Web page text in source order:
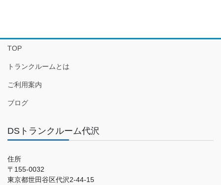
TOP
トランクルームとは
ご利用案内
ブログ
DSトランクルーム代沢
住所
〒155-0032
東京都世田谷区代沢2-44-15